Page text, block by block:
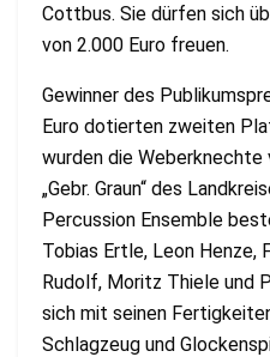
Cottbus. Sie dürfen sich
von 2.000 Euro freuen.
Gewinner des
Euro dotierten zweiten
wurden die Weberknechte
„Gebr. Graun“ des
Percussion Ensemble
Tobias Ertle, Leon Henze,
Rudolf, Moritz Thiele und
sich mit seinen
Schlagzeug und